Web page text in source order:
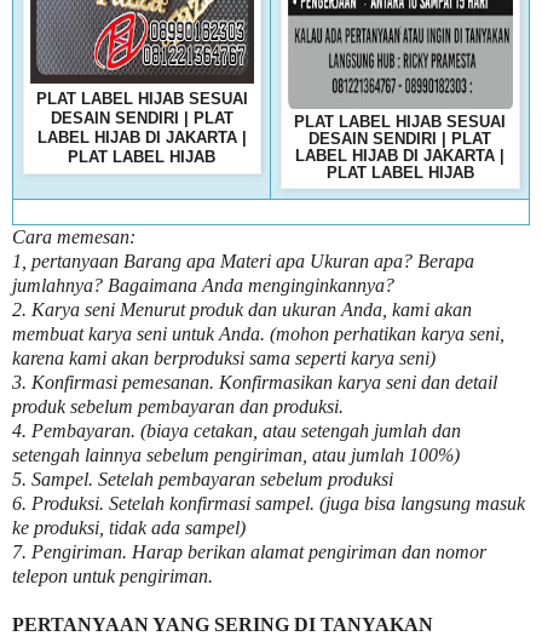
PLAT LABEL HIJAB SESUAI
DESAIN SENDIRI | PLAT
LABEL HIJAB DI JAKARTA |
PLAT LABEL HIJAB
PLAT LABEL HIJAB SESUAI
DESAIN SENDIRI | PLAT
LABEL HIJAB DI JAKARTA |
PLAT LABEL HIJAB
Cara memesan:
1, pertanyaan Barang apa Materi apa Ukuran apa? Berapa
jumlahnya? Bagaimana Anda menginginkannya?
2. Karya seni Menurut produk dan ukuran Anda, kami akan
membuat karya seni untuk Anda. (mohon perhatikan karya seni,
karena kami akan berproduksi sama seperti karya seni)
3. Konfirmasi pemesanan. Konfirmasikan karya seni dan detail
produk sebelum pembayaran dan produksi.
4. Pembayaran. (biaya cetakan, atau setengah jumlah dan
setengah lainnya sebelum pengiriman, atau jumlah 100%)
5. Sampel. Setelah pembayaran sebelum produksi
6. Produksi. Setelah konfirmasi sampel. (juga bisa langsung masuk
ke produksi, tidak ada sampel)
7. Pengiriman. Harap berikan alamat pengiriman dan nomor
telepon untuk pengiriman.
PERTANYAAN YANG SERING DI TANYAKAN